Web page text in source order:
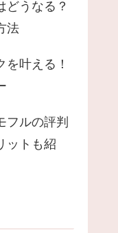
どうなる？
法
叶える！
フルの評判
ットも紹